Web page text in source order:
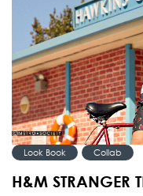
Look Book Collab
H&M STRANGER